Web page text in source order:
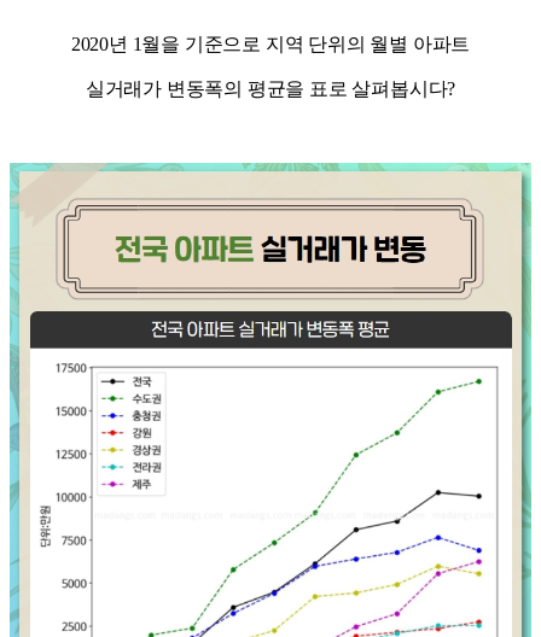
2020년 1월을 기준으로 지역 단위의 월별 아파트
실거래가 변동폭의 평균을 표로 살펴봅시다?